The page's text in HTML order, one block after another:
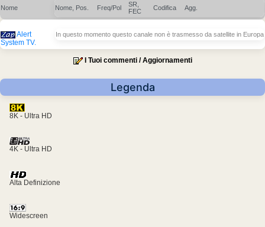
Nome Nome, Pos. Freq/Pol
SR,
FEC
Codifica Agg.
Alert
System TV.
In questo momento questo canale non è trasmesso da satellite in Europa
I Tuoi commenti / Aggiornamenti
Legenda
8K - Ultra HD
4K - Ultra HD
Alta Definizione
Widescreen